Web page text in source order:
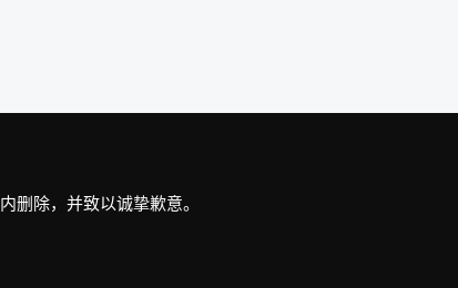
删除，并致以诚挚歉意。